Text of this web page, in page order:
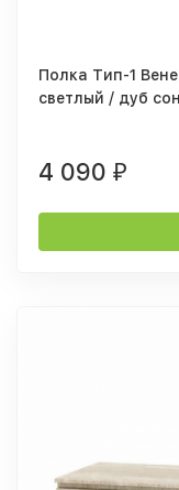
Полка Тип-1
светлый / дуб
4 090 ₽